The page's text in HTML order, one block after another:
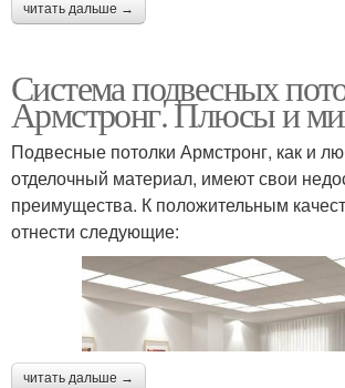
читать дальше →
Система подвесных
Армстронг. Плюсы и
Подвесные потолки Армстронг, как и
отделочный материал, имеют свои
преимущества. К положительным
отнести следующие:
читать дальше →